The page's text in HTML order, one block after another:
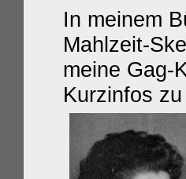
In meinem
Mahlzeit-
meine Gag-
Kurzinfos